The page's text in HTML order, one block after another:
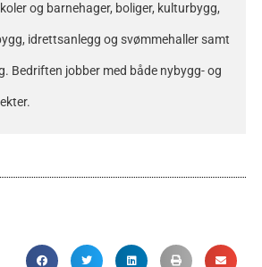
og barnehager, boliger, kulturbygg,
idrettsanlegg og svømmehaller samt
Bedriften jobber med både nybygg- og